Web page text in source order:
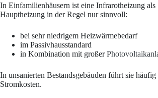
In Einfamilienhäusern ist eine Infrarotheizung als
Hauptheizung in der Regel nur sinnvoll:
bei sehr niedrigem Heizwärmebedarf
im Passivhausstandard
in Kombination mit großer
In unsanierten Bestandsgebäuden führt sie häufig
Stromkosten.